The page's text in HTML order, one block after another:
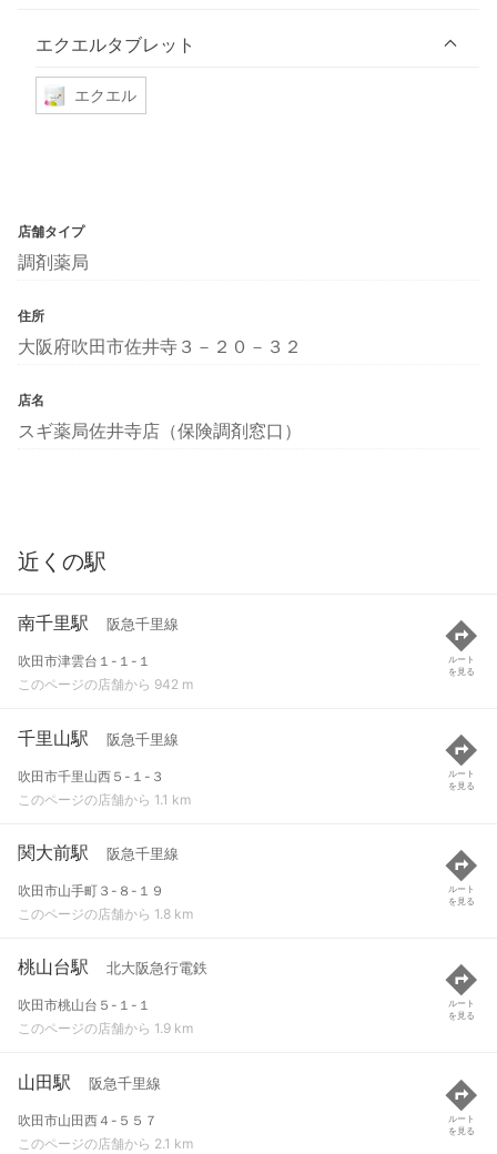
エクエルタブレット
エクエル
店舗タイプ
調剤薬局
住所
大阪府吹田市佐井寺３－２０－３２
店名
スギ薬局佐井寺店（保険調剤窓口）
近くの駅
南千里駅 阪急千里線
吹田市津雲台１-１-１
このページの店舗から 942 m
ルート
を見る
千里山駅 阪急千里線
吹田市千里山西５-１-３
このページの店舗から 1.1 km
ルート
を見る
関大前駅 阪急千里線
吹田市山手町３-８-１９
このページの店舗から 1.8 km
ルート
を見る
桃山台駅 北大阪急行電鉄
吹田市桃山台５-１-１
このページの店舗から 1.9 km
ルート
を見る
山田駅 阪急千里線
吹田市山田西４-５５７
このページの店舗から 2.1 km
ルート
を見る